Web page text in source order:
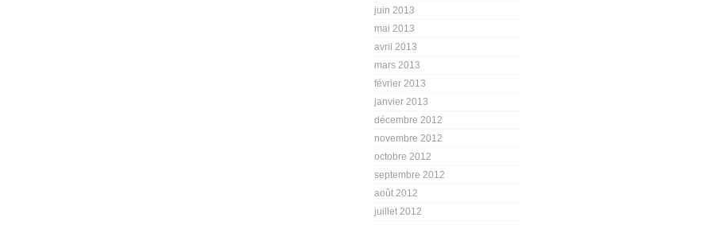
juin 2013
mai 2013
avril 2013
mars 2013
février 2013
janvier 2013
décembre 2012
novembre 2012
octobre 2012
septembre 2012
août 2012
juillet 2012